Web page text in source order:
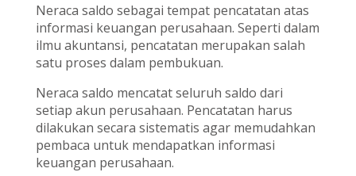
Neraca saldo sebagai tempat pencatatan atas
informasi keuangan perusahaan. Seperti dalam
ilmu akuntansi, pencatatan merupakan salah
satu proses dalam pembukuan.
Neraca saldo mencatat seluruh saldo dari
setiap akun perusahaan. Pencatatan harus
dilakukan secara sistematis agar memudahkan
pembaca untuk mendapatkan informasi
keuangan perusahaan.